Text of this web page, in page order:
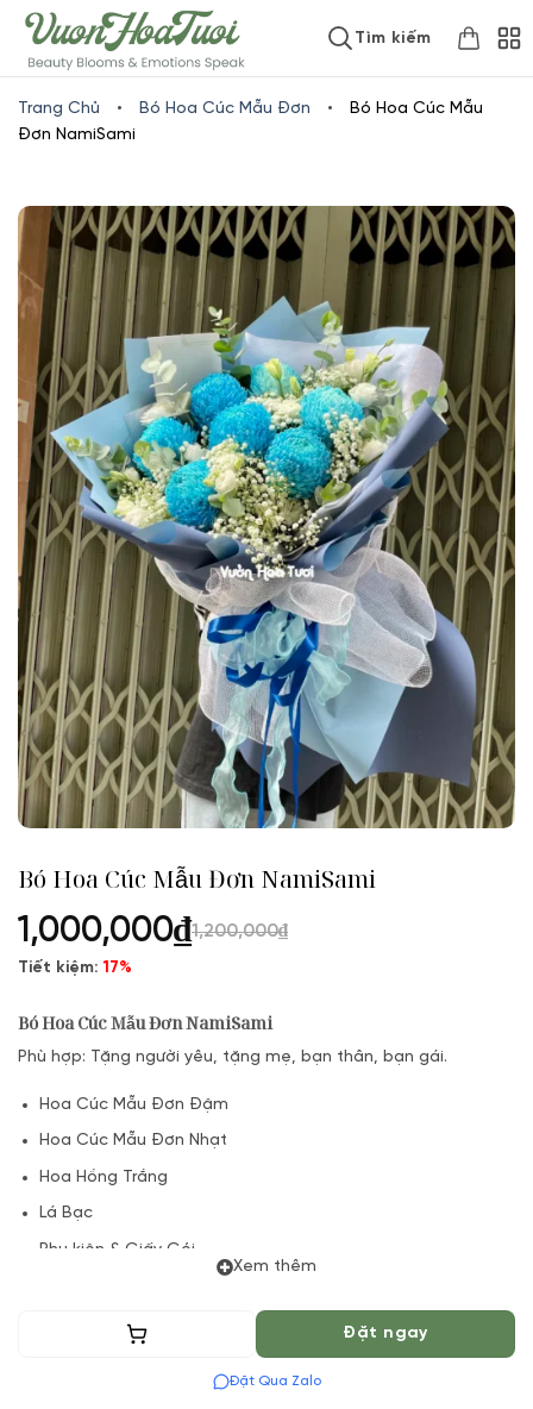
www.vuonhoatuoi.vnSkip
to
content
Tìm kiếm
Trang Chủ • Bó Hoa Cúc Mẫu Đơn •
Bó Hoa Cúc Mẫu
Đơn NamiSami
Bó Hoa Cúc Mẫu Đơn NamiSami
1,000,000₫1,200,000₫
Tiết kiệm:17%
Bó Hoa Cúc Mẫu Đơn NamiSami
Phù hợp: Tặng người yêu, tặng mẹ, bạn thân, bạn gái.
Hoa Cúc Mẫu Đơn Đậm
Hoa Cúc Mẫu Đơn Nhạt
Hoa Hồng Trắng
Lá Bạc
Phụ kiện & Giấy Gói
đảm bảo phong cách cắm, tone màu sắc.
Nếu có thay đổi về Hoa phụ và thời gian giao sẽ được thông
Xem thêm
Thêm vào giỏ Đặt ngay
Đặt Qua Zalo